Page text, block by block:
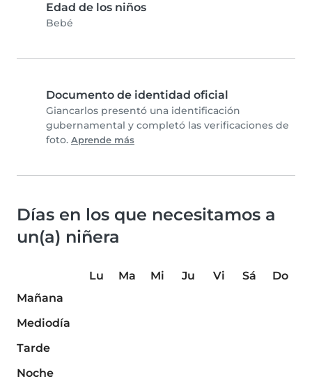
Edad de los niños
Bebé
Documento de identidad oficial
Giancarlos presentó una identificación
gubernamental y completó las verificaciones de
foto. Aprende más
Días en los que necesitamos a
un(a) niñera
Lu Ma Mi Ju Vi Sá
Do
Mañana
Mediodía
Tarde
Noche